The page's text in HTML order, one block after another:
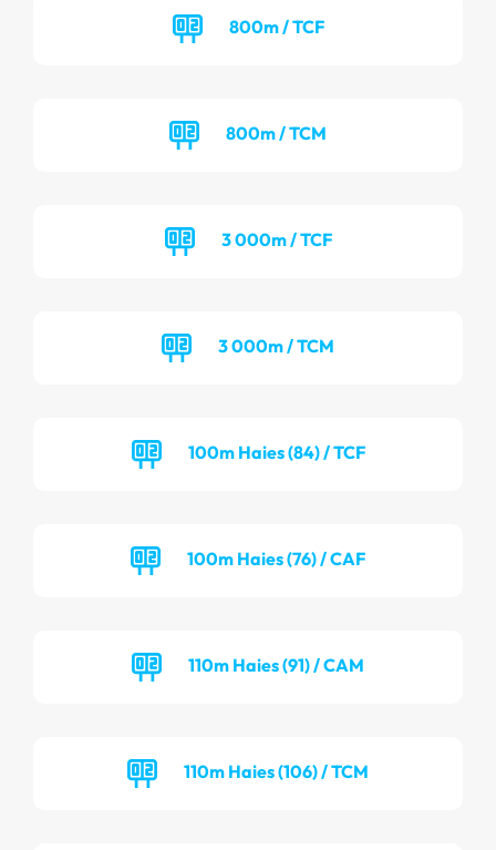
800m / TCF
800m / TCM
3 000m / TCF
3 000m / TCM
100m Haies (84) / TCF
100m Haies (76) / CAF
110m Haies (91) / CAM
110m Haies (106) / TCM